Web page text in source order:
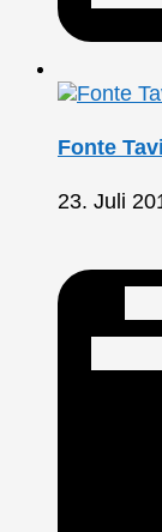
Fonte
23. Juli